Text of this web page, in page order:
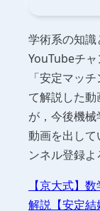
学術系の知
YouTubeチ
「安定マッ
て解説した
が，今後機
動画を出し
ンネル登録よ
【京大式】
解説【安定結